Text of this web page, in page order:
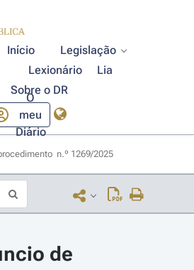
Início
Legislação
Lexionário
Lia
Sobre o DR
O
meu
Diário
n.º 1269/2025
de